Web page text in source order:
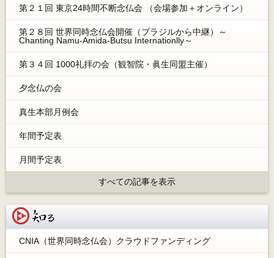
第２１回 東京24時間不断念仏会 （会場参加＋オンライン）
第２８回 世界同時念仏会開催（ブラジルから中継）～
Chanting Namu-Amida-Butsu Internationlly～
第３４回 1000礼拝の会（観智院・眞生同盟主催）
夕念仏の会
真生本部月例会
年間予定表
月間予定表
すべての記事を表示
CNIA（世界同時念仏会）クラウドファンディング